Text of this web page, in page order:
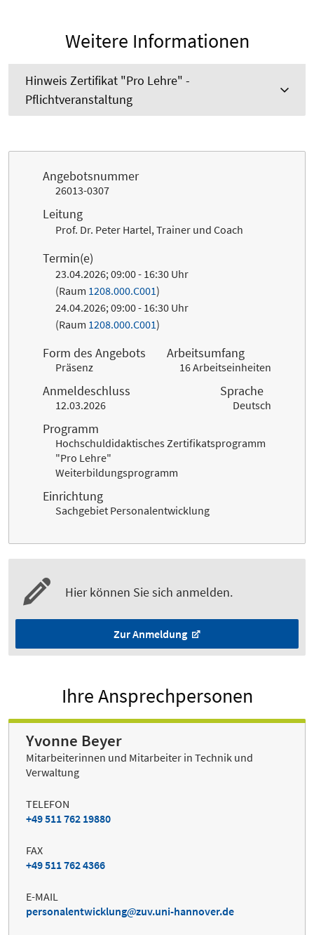
Weitere Informationen
Hinweis Zertifikat "Pro Lehre" -
Pflichtveranstaltung
Angebotsnummer
26013-0307
Leitung
Prof. Dr. Peter Hartel, Trainer und Coach
Termin(e)
23.04.2026; 09:00 - 16:30 Uhr
(Raum 1208.000.C001)
24.04.2026; 09:00 - 16:30 Uhr
(Raum 1208.000.C001)
Form des Angebots
Präsenz
Arbeitsumfang
16 Arbeitseinheiten
Anmeldeschluss
12.03.2026
Sprache
Deutsch
Programm
Hochschuldidaktisches Zertifikatsprogramm
"Pro Lehre"
Weiterbildungsprogramm
Einrichtung
Sachgebiet Personalentwicklung
Hier können Sie sich anmelden.
Zur Anmeldung
Ihre Ansprechpersonen
Yvonne Beyer
Mitarbeiterinnen und Mitarbeiter in Technik und
Verwaltung
TELEFON
+49 511 762 19880
FAX
+49 511 762 4366
E-MAIL
personalentwicklung
zuv.uni-hannover.de